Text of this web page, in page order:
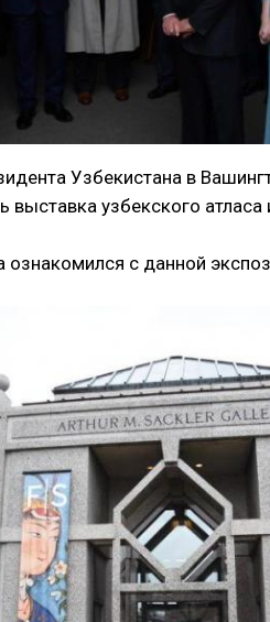
Узбекистана в
выставка узбекского атласа
ознакомился с данной